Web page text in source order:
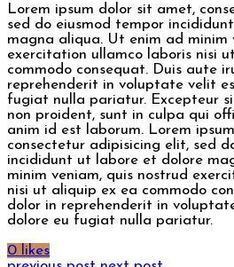
Lorem ipsum dolor sit amet,
sed do eiusmod tempor
magna aliqua. Ut enim ad minim
exercitation ullamco laboris nisi
commodo consequat. Duis aute
reprehenderit in voluptate velit
fugiat nulla pariatur. Excepteur
non proident, sunt in culpa qui
anim id est laborum. Lorem
consectetur adipisicing elit, sed
incididunt ut labore et dolore
minim veniam, quis nostrud
nisi ut aliquip ex ea commodo
dolor in reprehenderit in
dolore eu fugiat nulla pariatur.
0 likes